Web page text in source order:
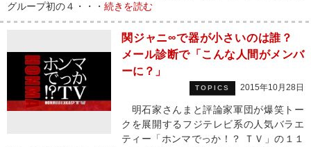
グループ初の４・・・ 続きを読む
関ジャニ∞で器が小さいのは誰？
メール診断で「こんな人間がメンバ
ーに？」
TOPICS 2015年10月28日
明石家さんまと評論家軍団が爆笑トー
クを展開するフジテレビ系の人気バラエ
ティー「ホンマでっか！？ ＴＶ」の１１